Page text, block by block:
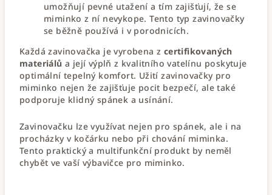
umožňují pevné utažení a tím zajišťují, že se
miminko z ní nevykope. Tento typ zavinovačky
se běžně používá i v porodnicích.
Každá zavinovačka je vyrobena z certifikovaných
materiálů a její výplň z kvalitního vatelínu poskytuje
optimální tepelný komfort. Užití zavinovačky pro
miminko nejen že zajišťuje pocit bezpečí, ale také
podporuje klidný spánek a usínání.
Zavinovačku lze využívat nejen pro spánek, ale i na
procházky v kočárku nebo při chování miminka.
Tento praktický a multifunkční produkt by neměl
chybět ve vaší výbavičce pro miminko.